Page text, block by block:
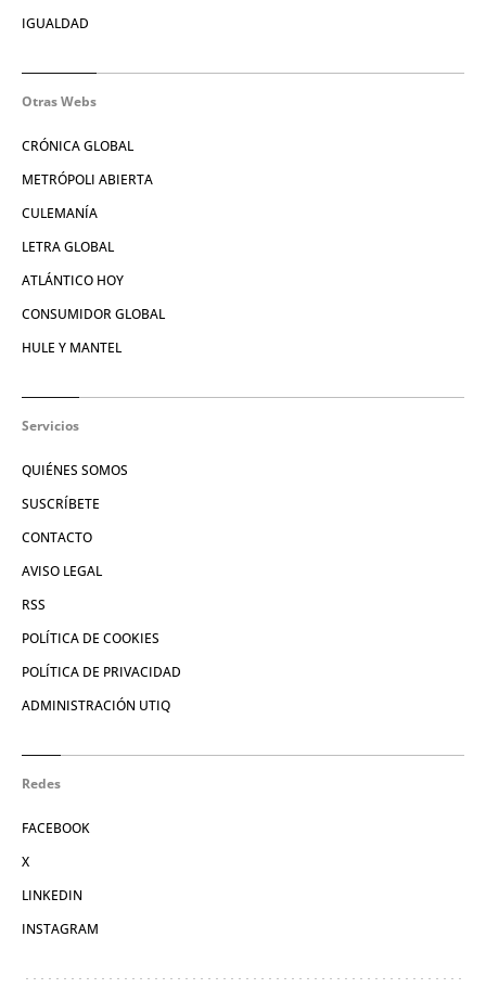
IGUALDAD
Otras Webs
CRÓNICA GLOBAL
METRÓPOLI ABIERTA
CULEMANÍA
LETRA GLOBAL
ATLÁNTICO HOY
CONSUMIDOR GLOBAL
HULE Y MANTEL
Servicios
QUIÉNES SOMOS
SUSCRÍBETE
CONTACTO
AVISO LEGAL
RSS
POLÍTICA DE COOKIES
POLÍTICA DE PRIVACIDAD
ADMINISTRACIÓN UTIQ
Redes
FACEBOOK
X
LINKEDIN
INSTAGRAM